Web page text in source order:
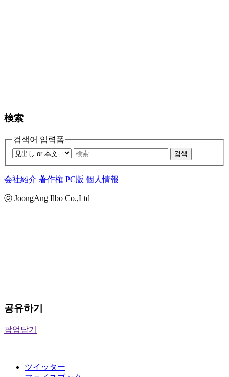
検索
검색어 입력폼
검색
会社紹介 著作権 PC版 個人情報
ⓒ JoongAng Ilbo Co.,Ltd
공유하기
팝업닫기
ツイッター